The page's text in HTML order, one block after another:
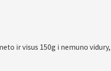
ir visus 150g i nemuno vidury,